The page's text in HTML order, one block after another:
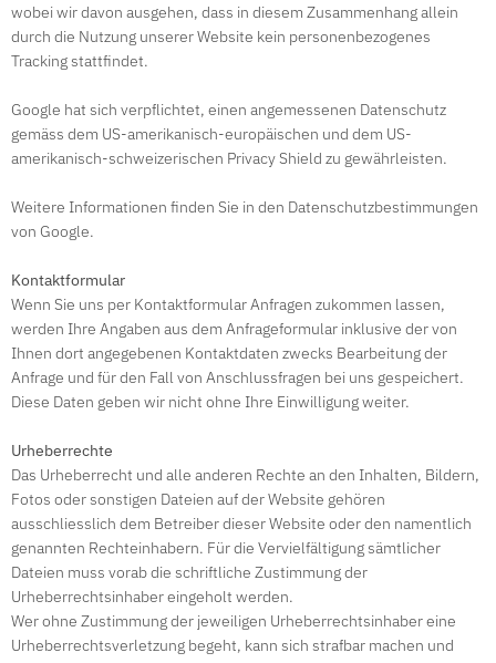
wobei wir davon ausgehen, dass in diesem Zusammenhang allein
durch die Nutzung unserer Website kein personenbezogenes
Tracking stattfindet.
Google hat sich verpflichtet, einen angemessenen Datenschutz
gemäss dem US-amerikanisch-europäischen und dem US-
amerikanisch-schweizerischen Privacy Shield zu gewährleisten.
Weitere Informationen finden Sie in den Datenschutzbestimmungen
von Google.
Kontaktformular
Wenn Sie uns per Kontaktformular Anfragen zukommen lassen,
werden Ihre Angaben aus dem Anfrageformular inklusive der von
Ihnen dort angegebenen Kontaktdaten zwecks Bearbeitung der
Anfrage und für den Fall von Anschlussfragen bei uns gespeichert.
Diese Daten geben wir nicht ohne Ihre Einwilligung weiter.
Urheberrechte
Das Urheberrecht und alle anderen Rechte an den Inhalten, Bildern,
Fotos oder sonstigen Dateien auf der Website gehören
ausschliesslich dem Betreiber dieser Website oder den namentlich
genannten Rechteinhabern. Für die Vervielfältigung sämtlicher
Dateien muss vorab die schriftliche Zustimmung der
Urheberrechtsinhaber eingeholt werden.
Wer ohne Zustimmung der jeweiligen Urheberrechtsinhaber eine
Urheberrechtsverletzung begeht, kann sich strafbar machen und